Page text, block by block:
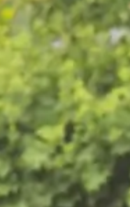
Op zoek naar de
Kempen Tuinen is
gespecialiseerd
tuinaanleg en
gelegen op de
heide en landerijen.
vraagt om een
kent. Wij hebben
buitenruimte een
maken. Onze
aanleggen tuinen
Als betrouwbare